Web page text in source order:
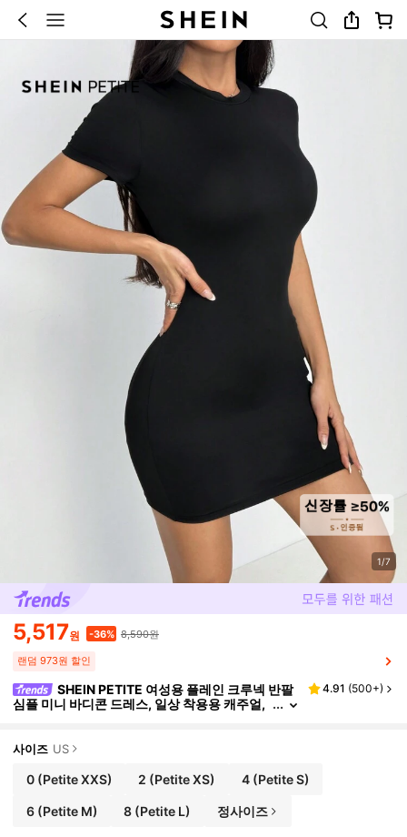
1/7
5,517원 -36% 8,590원
랜덤 973원 할인
SHEIN PETITE 여성용 플레인 크루넥 반팔
심플 미니 바디콘 드레스, 일상 착용용 캐주얼,
4.91 (500+)
사이즈 US
0(Petite XXS) 2 (Petite XS) 4(Petite S)
6(Petite M) 8 (Petite L) 정사이즈